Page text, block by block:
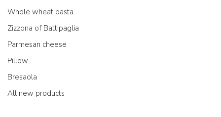
Whole wheat pasta
Zizzona of Battipaglia
Parmesan cheese
Pillow
Bresaola
All new products